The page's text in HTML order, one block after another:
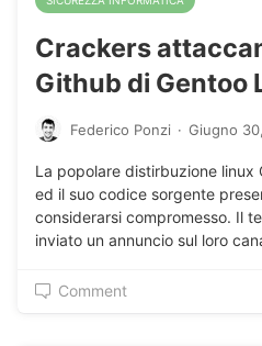
Crackers
Github di Gentoo
Federico Ponzi · Giugno
La popolare distirbuzione
ed il suo codice sorgente
considerarsi compromesso. Il
inviato un annuncio sul loro
Comment